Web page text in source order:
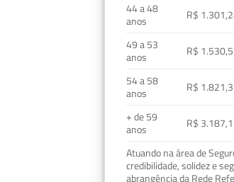
44 a 48
anos
R$
49 a 53
anos
R$
54 a 58
anos
R$
+ de 59
anos
R$
Atuando na área de
credibilidade, solidez e
abrangência da Rede